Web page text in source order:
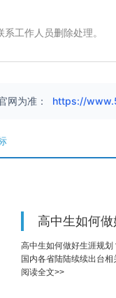
工作人员删除处理。
网为准： https://
高中生如何做
高中生如何做好生涯规
国内各省陆陆续续出台
阅读全文>>